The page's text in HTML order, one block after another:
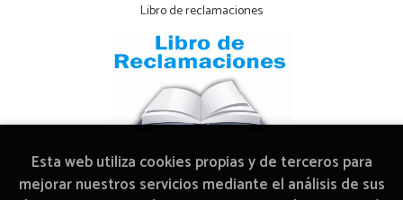
Libro de reclamaciones
Esta web utiliza cookies propias y de terceros para
mejorar nuestros servicios mediante el análisis de sus